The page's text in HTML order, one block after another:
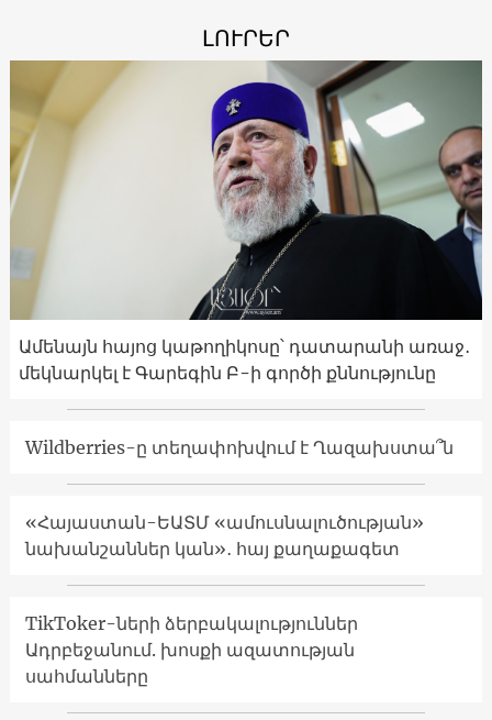
ԼՈՒՐԵՐ
Ամենայն հայոց կաթողիկոսը՝ դատարանի առաջ․
մեկնարկել է Գարեգին Բ-ի գործի քննությունը
Wildberries-ը տեղափոխվում է Ղազախստա՞ն
«Հայաստան-ԵԱՏՄ «ամուսնալուծության»
նախանշաններ կան»․ հայ քաղաքագետ
TikToker-ների ձերբակալություններ
Ադրբեջանում. խոսքի ազատության
սահմանները